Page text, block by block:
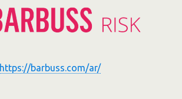
https://barbuss.com/ar/